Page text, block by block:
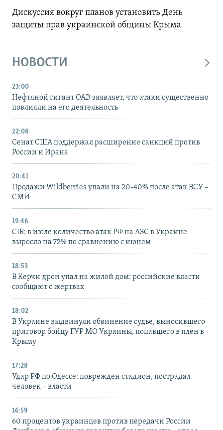
Дискуссия вокруг планов установить День
защиты прав украинской общины Крыма
НОВОСТИ
23:00
Нефтяной гигант ОАЭ заявляет, что атаки существенно
повлияли на его деятельность
22:08
Сенат США поддержал расширение санкций против
России и Ирана
20:41
Продажи Wildberries упали на 20-40% после атак ВСУ –
СМИ
19:46
CIR: в июле количество атак РФ на АЗС в Украине
выросло на 72% по сравнению с июнем
18:53
В Керчи дрон упал на жилой дом: российские власти
сообщают о жертвах
18:02
В Украине выдвинули обвинение судье, выносившего
приговор бойцу ГУР МО Украины, попавшего в плен в
Крыму
17:28
Удар РФ по Одессе: поврежден стадион, пострадал
человек – власти
16:59
60 процентов украинцев против передачи России